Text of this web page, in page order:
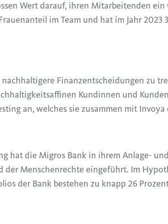
Wert darauf, ihren Mitarbeitenden
im Team und hat im Jahr 2023
Finanzentscheidungen zu
Kundinnen und
an, welches sie zusammen mit
hat die Migros Bank in ihrem Anlage-
der Menschenrechte eingeführt. Im
der Bank bestehen zu knapp 26